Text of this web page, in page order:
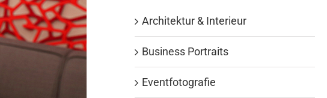
Architektur & Interieur
Business Portraits
Eventfotografie